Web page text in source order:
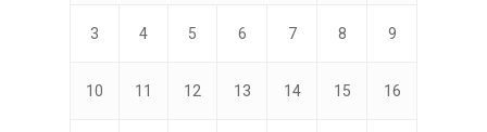
3 4 5 6 7 8 9
10 11 12 13 14 15 16